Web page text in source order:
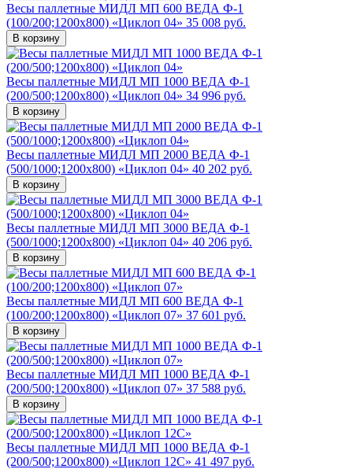
Весы паллетные МИДЛ МП 600 ВЕДА Ф-1
(100/200;1200x800) «Циклоп 04» 35 008 руб.
В корзину
Весы паллетные МИДЛ МП 1000 ВЕДА Ф-1
(200/500;1200x800) «Циклоп 04» 34 996 руб.
В корзину
Весы паллетные МИДЛ МП 2000 ВЕДА Ф-1
(500/1000;1200x800) «Циклоп 04» 40 202 руб.
В корзину
Весы паллетные МИДЛ МП 3000 ВЕДА Ф-1
(500/1000;1200x800) «Циклоп 04» 40 206 руб.
В корзину
Весы паллетные МИДЛ МП 600 ВЕДА Ф-1
(100/200;1200x800) «Циклоп 07» 37 601 руб.
В корзину
Весы паллетные МИДЛ МП 1000 ВЕДА Ф-1
(200/500;1200x800) «Циклоп 07» 37 588 руб.
В корзину
Весы паллетные МИДЛ МП 1000 ВЕДА Ф-1
(200/500;1200x800) «Циклоп 12С» 41 497 руб.